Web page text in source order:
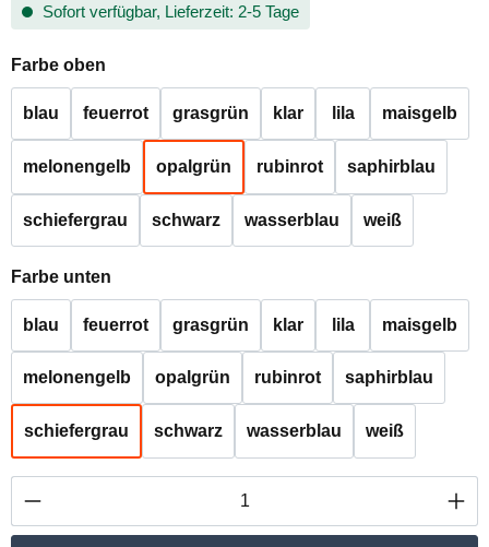
Sofort verfügbar, Lieferzeit: 2-5 Tage
Farbe oben
blau feuerrot grasgrün klar lila maisgelb
melonengelb opalgrün rubinrot saphirblau
schiefergrau schwarz wasserblau weiß
Farbe unten
blau feuerrot grasgrün klar lila maisgelb
melonengelb opalgrün rubinrot saphirblau
schiefergrau schwarz wasserblau weiß
Produkt Anzahl: Gib den gewünschten